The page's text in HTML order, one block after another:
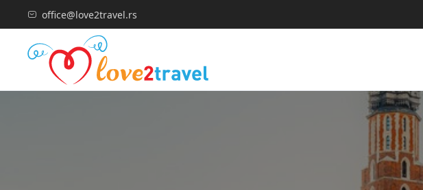
office@love2travel.rs